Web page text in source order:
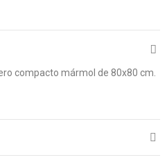
compacto mármol de 80x80 cm.